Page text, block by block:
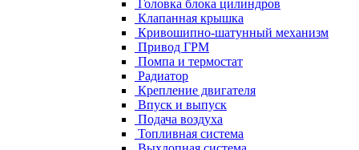
Головка блока цилиндров
Клапанная крышка
Кривошипно-шатунный механизм
Привод ГРМ
Помпа и термостат
Радиатор
Крепление двигателя
Впуск и выпуск
Подача воздуха
Топливная система